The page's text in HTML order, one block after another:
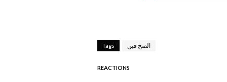
Tags الصح فين
REACTIONS